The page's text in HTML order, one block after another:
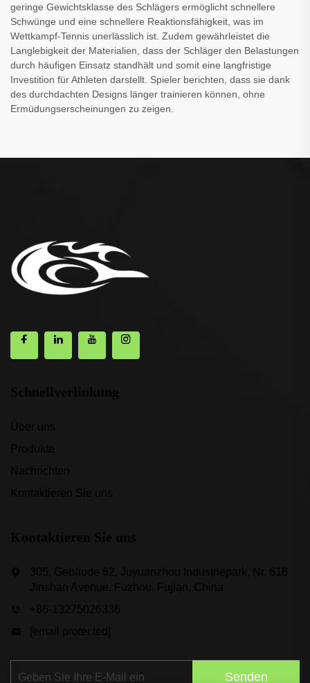
geringe Gewichtsklasse des Schlägers ermöglicht schnellere
Schwünge und eine schnellere Reaktionsfähigkeit, was im
Wettkampf-Tennis unerlässlich ist. Zudem gewährleistet die
Langlebigkeit der Materialien, dass der Schläger den Belastungen
durch häufigen Einsatz standhält und somit eine langfristige
Investition für Athleten darstellt. Spieler berichten, dass sie dank
des durchdachten Designs länger trainieren können, ohne
Ermüdungserscheinungen zu zeigen.
Senden